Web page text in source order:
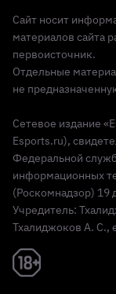
Сайт носит
материалов сайта
первоисточник.
Отдельные
не
Сетевое издание
Esports.ru),
Федеральной
информационных
(Роскомнадзор) 19
Учредитель:
Тхалиджоков А. С.,